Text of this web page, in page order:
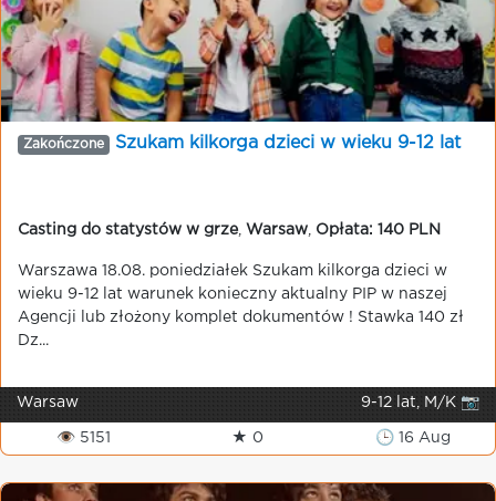
Zakończone Szukam kilkorga dzieci w wieku 9-12 lat
Casting do statystów w grze, Warsaw Opłata: 140 PLN
Warszawa 18.08. poniedziałek Szukam kilkorga dzieci w
wieku 9-12 lat warunek konieczny aktualny PIP w naszej
Agencji lub złożony komplet dokumentów ! Stawka 140 zł
Dz...
Warsaw 9-12 lat, M/K 📷
👁 5151 ★ 0 🕒 16 Aug